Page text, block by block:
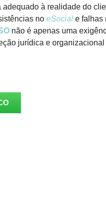
adequado à realidade do
no eSocial e falhas
não é apenas uma
jurídica e organizacional